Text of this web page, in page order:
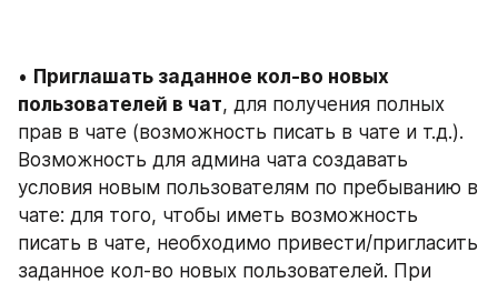
• Приглашать заданное кол-во новых
пользователей в чат, для получения полных
прав в чате (возможность писать в чате и т.д.).
Возможность для админа чата создавать
условия новым пользователям по пребыванию в
чате: для того, чтобы иметь возможность
писать в чате, необходимо привести/пригласить
заданное кол-во новых пользователей. При